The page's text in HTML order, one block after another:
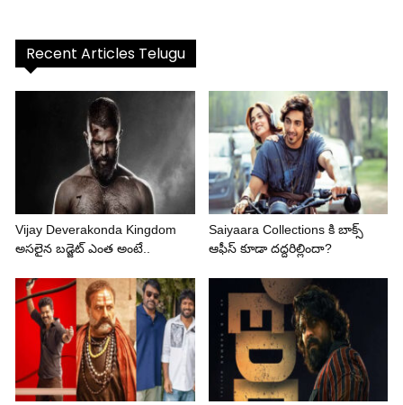
Recent Articles Telugu
Vijay Deverakonda Kingdom
అసలైన బడ్జెట్ ఎంత అంటే..
Saiyaara Collections కి బాక్స్
ఆఫీస్ కూడా దద్దరిల్లిందా?